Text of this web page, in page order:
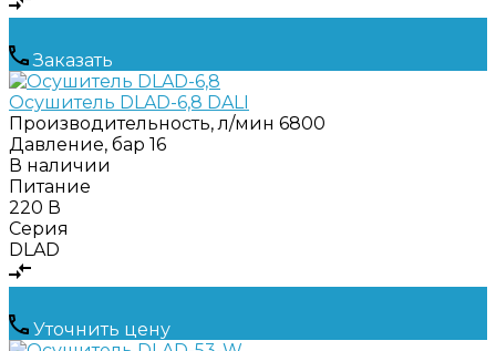
Заказать
Осушитель DLAD-6,8 DALI
Производительность, л/мин 6800
Давление, бар 16
В наличии
Питание
220 В
Серия
DLAD
Уточнить цену